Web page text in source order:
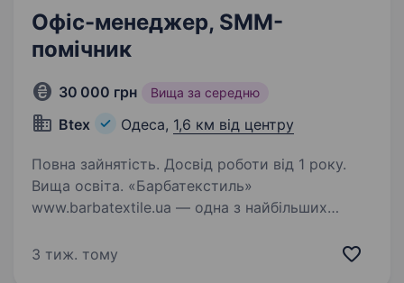
Офіс-менеджер, SMM-
помічник
30 000 грн Вища за середню
Btex Одеса, 1,6 км від центру
Повна зайнятість. Досвід роботи від 1 року.
Вища освіта. «Барбатекстиль»
www.barbatextile.ua — одна з найбільших
Основний напрямок нашої діяльності — оптова
3 тиж. тому